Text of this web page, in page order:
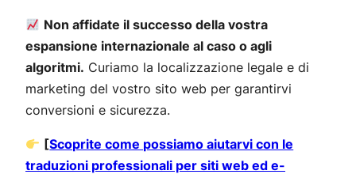
Non affidate il successo della vostra
espansione internazionale al caso o agli
algoritmi. Curiamo la localizzazione legale e di
marketing del vostro sito web per garantirvi
conversioni e sicurezza.
[Scoprite come possiamo aiutarvi con le
traduzioni professionali per siti web ed e-